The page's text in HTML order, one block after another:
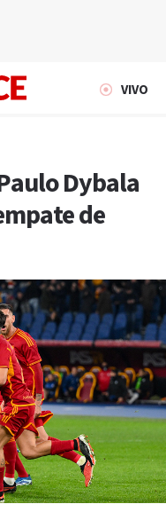
VIVO
Dybala
de